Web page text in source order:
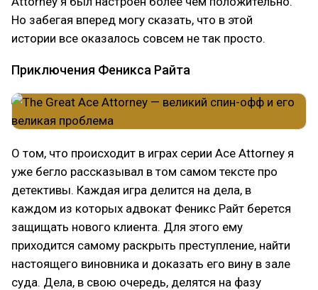
Но забегая вперед могу сказать, что в этой
истории все оказалось совсем не так просто.
Приключения Феникса Райта
О том, что происходит в играх серии Ace Attorney я
уже бегло рассказывал в том самом тексте про
детективы. Каждая игра делится на дела, в
каждом из которых адвокат Феникс Райт берется
защищать нового клиента. Для этого ему
приходится самому раскрыть преступление, найти
настоящего виновника и доказать его вину в зале
суда. Дела, в свою очередь, делятся на фазу